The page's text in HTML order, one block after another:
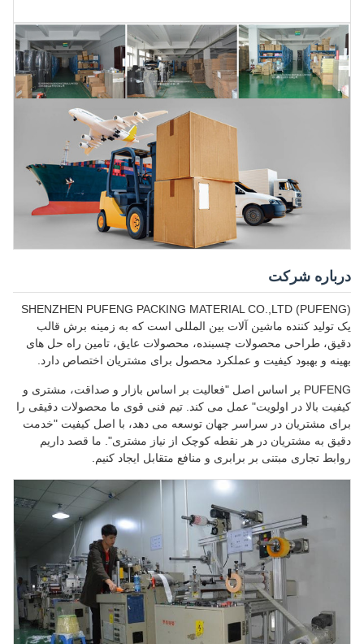
درباره شرکت
SHENZHEN PUFENG PACKING MATERIAL CO.,LTD (PUFENG)
یک تولید کننده ماشین آلات بین المللی است که به زمینه برش قالب
دقیق، طراحی محصولات چسبنده، محصولات عایق، تامین راه حل های
بهینه و بهبود کیفیت و عملکرد محصول برای مشتریان اختصاص دارد.
PUFENG بر اساس اصل "فعالیت بر اساس بازار و صداقت، مشتری و
کیفیت بالا در اولویت" عمل می کند. تیم فنی قوی ما محصولات دقیقی را
برای مشتریان در سراسر جهان توسعه می دهد، با اصل کیفیت "خدمت
دقیق به مشتریان در هر نقطه کوچک از نیاز مشتری". ما قصد داریم
روابط تجاری مبتنی بر برابری و منافع متقابل ایجاد کنیم.